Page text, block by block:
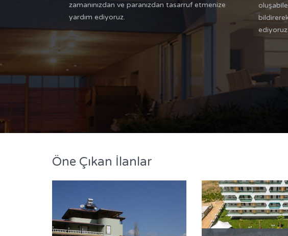
zamanınızdan ve paranızdan tasarruf etmenize
yardım ediyoruz.
ediyoruz.
Öne Çıkan İlanlar